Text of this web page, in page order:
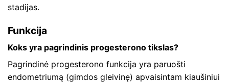
stadijas.
Funkcija
Koks yra pagrindinis progesterono tikslas?
Pagrindinė progesterono funkcija yra paruošti
endometriumą (gimdos gleivinę) apvaisintam kiaušiniui